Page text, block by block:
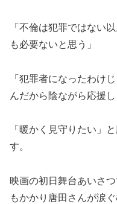
「不倫は犯罪ではない
も必要ないと思う」
「犯罪者になったわけ
んだから陰ながら応援し
「暖かく見守りたい」
す。
映画の初日舞台あいさ
もかかり唐田さんが涙